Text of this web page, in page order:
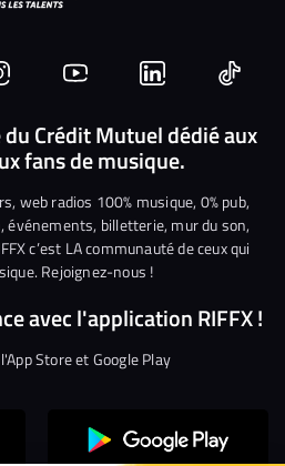
Nous
rejoindre
sur
YouTube
Nous
rejoindre
sur
Linkedin
Nous
du Crédit Mutuel dédié aux
fans de musique.
web radios 100% musique, 0% pub,
billetterie, mur du son,
c’est LA communauté de ceux qui
Rejoignez-nous !
avec l'application RIFFX !
Store et Google Play